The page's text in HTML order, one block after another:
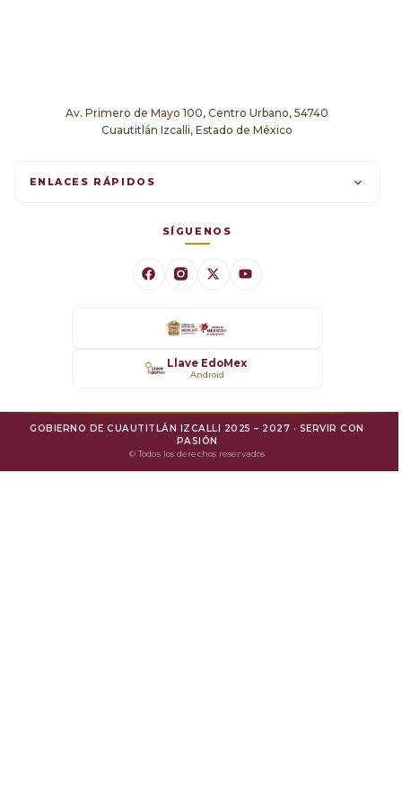
Av. Primero de Mayo 100, Centro Urbano, 54740
Cuautitlán Izcalli, Estado de México
ENLACES RÁPIDOS
Mejora Regulatoria
SÍGUENOS
Llave EdoMex
Android
GOBIERNO DE CUAUTITLÁN IZCALLI 2025 – 2027 · SERVIR CON
PASIÓN
© Todos los derechos reservados